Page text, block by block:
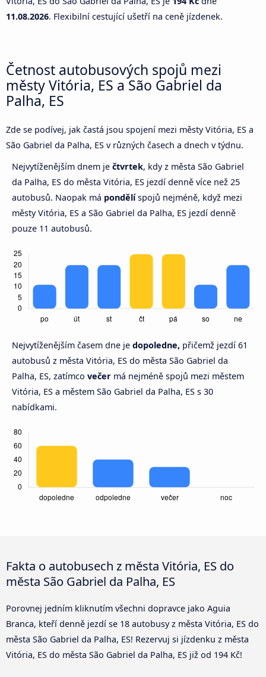
11.08.2026. Flexibilní cestující ušetří na ceně jízdenek.
Četnost autobusových spojů mezi
městy Vitória, ES a São Gabriel da
Palha, ES
Zde se podívej, jak častá jsou spojení mezi městy Vitória, ES a
São Gabriel da Palha, ES v různých časech a dnech v týdnu.
Nejvytíženějším dnem je čtvrtek, kdy z města São Gabriel
da Palha, ES do města Vitória, ES jezdí denně více než 25
autobusů. Naopak má pondělíspojů nejméně, když mezi
městy Vitória, ES a São Gabriel da Palha, ES jezdí denně
pouze 11 autobusů.
Nejvytíženějším časem dne je dopoledne, přičemž jezdí 61
autobusů z města Vitória, ES do města São Gabriel da
Palha, ES, zatímco večer má nejméně spojů mezi městem
Vitória, ES a městem São Gabriel da Palha, ES s 30
nabídkami.
Fakta o autobusech z města Vitória, ES do
města São Gabriel da Palha, ES
Porovnej jedním kliknutím všechni dopravce jako Aguia
Branca, kteří denně jezdí se 18 autobusy z města Vitória, ES do
města São Gabriel da Palha, ES! Rezervuj si jízdenku z města
Vitória, ES do města São Gabriel da Palha, ES již od 194 Kč!